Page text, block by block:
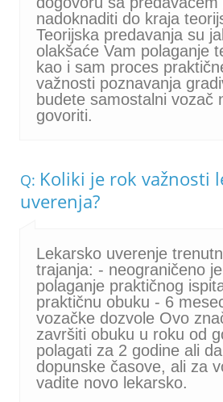
nadoknaditi do kraja
Teorijska predavanja su
olakšaće Vam polaganje
kao i sam proces
važnosti poznavanja
budete samostalni vozač
govoriti.
Q: Koliki je rok važnosti
uverenja?
Lekarsko uverenje
trajanja: - neograničeno
polaganje praktičnog
praktičnu obuku - 6
vozačke dozvole Ovo
završiti obuku u roku od
polagati za 2 godine ali
dopunske časove, ali za
vadite novo lekarsko.